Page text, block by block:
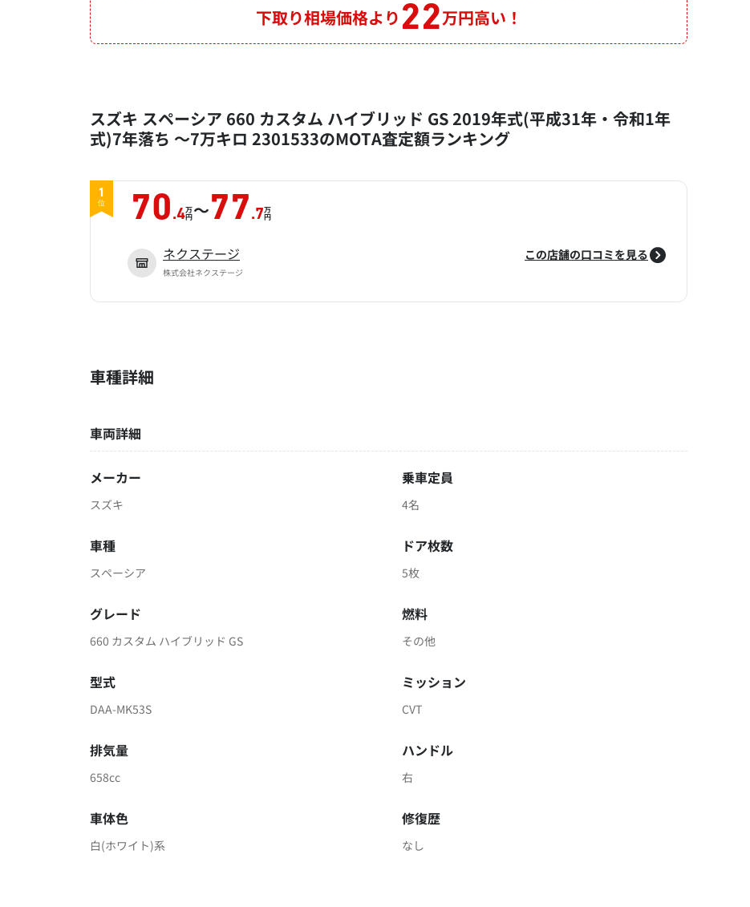
下取り相場価格より 22万円高い！
スズキ スペーシア 660 カスタム ハイブリッド GS 2019年式(平成31年・令和1年
式)7年落ち ～7万キロ 2301533のMOTA査定額ランキング
1
位 70 .4万
円～77 .7万
円
ネクステージ
株式会社ネクステージ
この店舗の口コミを見る
車種詳細
車両詳細
メーカー
スズキ
乗車定員
4名
車種
スペーシア
ドア枚数
5枚
グレード
660 カスタム ハイブリッド GS
燃料
その他
型式
DAA-MK53S
ミッション
CVT
排気量
658cc
ハンドル
右
車体色
白(ホワイト)系
修復歴
なし